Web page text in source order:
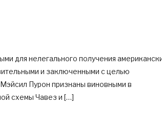
для нелегального получения
и заключенными с целью
Пурон признаны виновными в
схемы Чавез и […]